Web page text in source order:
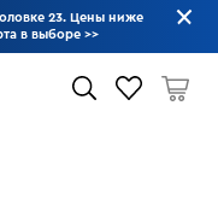
23. Цены ниже
в выборе >>